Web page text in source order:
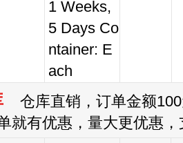
1 Weeks,
5 Days Co
ntainer: E
ach
仓库直销，订单金额
就有优惠，量大更优惠